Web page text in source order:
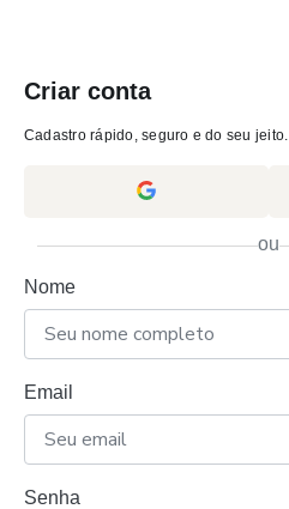
Criar conta
Cadastro rápido, seguro e do seu jeito.
ou
Nome
Email
Senha